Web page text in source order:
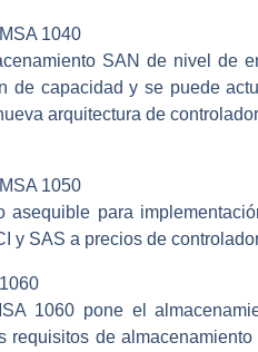
1040
SAN de nivel de
de capacidad y se puede
arquitectura de
1050
asequible para
y SAS a precios de
1060 pone el
requisitos de